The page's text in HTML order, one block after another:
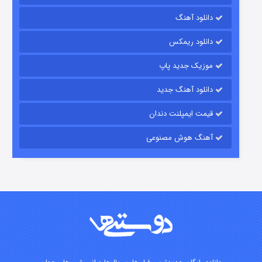
قسمت
قسمت۲ (دوبله) منتشر شد
دانلود آهنگ
دانلود ریمکس
موزیک جدید پاپ
دانلود آهنگ جدید
قیمت ایمپلنت دندان
آهنگ هوش مصنوعی